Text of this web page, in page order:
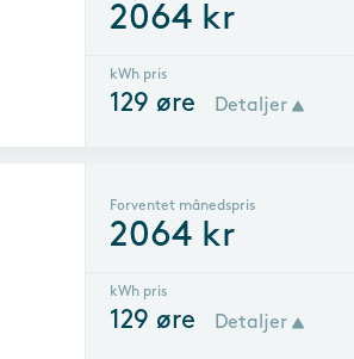
2064 kr
kWh pris
129 øre Detaljer
Forventet månedspris
2064 kr
kWh pris
129 øre Detaljer